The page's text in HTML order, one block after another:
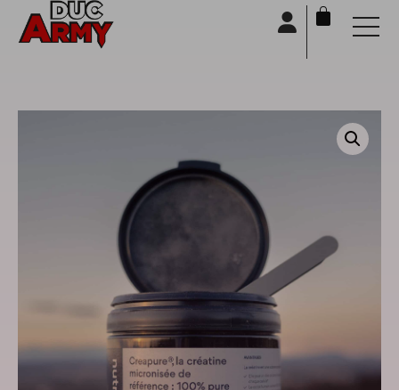
Panneau de gestion des cookies